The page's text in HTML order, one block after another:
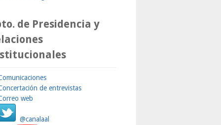
de Presidencia y
de entrevistas
web
@canalaal